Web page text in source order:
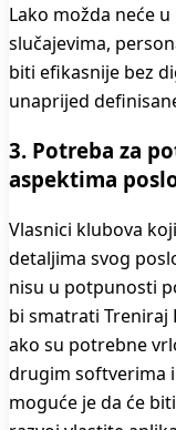
Lako možda neće
slučajevima,
biti efikasnije bez
unaprijed
3. Potreba za
aspektima
Vlasnici klubova
detaljima svog
nisu u potpunosti
bi smatrati Treniraj
ako su potrebne
drugim softverima
moguće je da će